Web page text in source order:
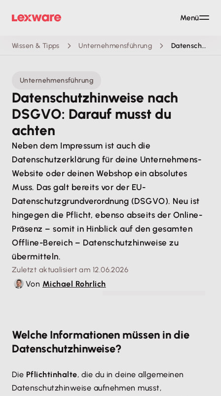
Wissen & Tipps Unternehmensführung Datenschutzhinweise nach DSGVO: Darauf musst du achten
Unternehmensführung
Datenschutzhinweise nach
DSGVO: Darauf musst du
achten
Neben dem Impressum ist auch die
Datenschutzerklärung für deine Unternehmens-
Website oder deinen Webshop ein absolutes
Muss. Das galt bereits vor der EU-
Datenschutzgrundverordnung (DSGVO). Neu ist
hingegen die Pflicht, ebenso abseits der Online-
Präsenz – somit in Hinblick auf den gesamten
Offline-Bereich – Datenschutzhinweise zu
übermitteln.
Zuletzt aktualisiert am 12.06.2026
Von Michael Rohrlich
Welche Informationen müssen in die
Datenschutzhinweise?
Die Pflichtinhalte, die du in deine allgemeinen
Datenschutzhinweise aufnehmen musst,
Menü